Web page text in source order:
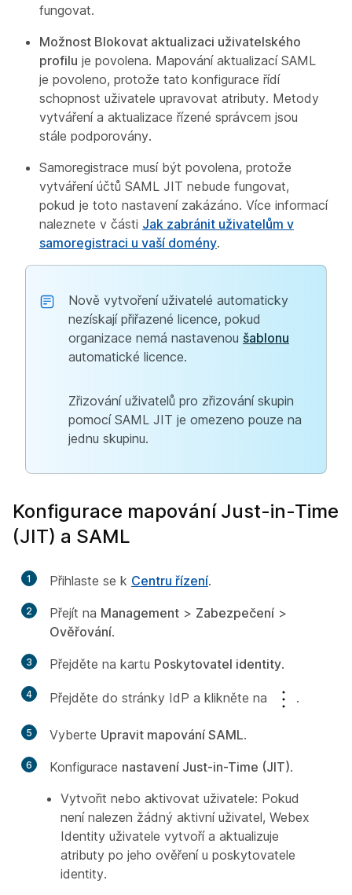
fungovat.
Možnost Blokovat aktualizaci uživatelského
profilu je povolena. Mapování aktualizací SAML
je povoleno, protože tato konfigurace řídí
schopnost uživatele upravovat atributy. Metody
vytváření a aktualizace řízené správcem jsou
stále podporovány.
Samoregistrace musí být povolena, protože
vytváření účtů SAML JIT nebude fungovat,
pokud je toto nastavení zakázáno. Více informací
naleznete v části Jak zabránit uživatelům v
samoregistraci u vaší domény.
Nově vytvoření uživatelé automaticky
nezískají přiřazené licence, pokud
organizace nemá nastavenou šablonu
automatické licence.
Zřizování uživatelů pro zřizování skupin
pomocí SAML JIT je omezeno pouze na
jednu skupinu.
Konfigurace mapování Just-in-Time
(JIT) a SAML
1 Přihlaste se k Centru řízení.
2 Přejít na Management > Zabezpečení >
Ověřování.
3 Přejděte na kartu Poskytovatel identity.
4 Přejděte do stránky IdP a klikněte na .
5 Vyberte Upravit mapování SAML.
6 Konfigurace nastavení Just-in-Time (JIT).
Vytvořit nebo aktivovat uživatele: Pokud
není nalezen žádný aktivní uživatel, Webex
Identity uživatele vytvoří a aktualizuje
atributy po jeho ověření u poskytovatele
identity.